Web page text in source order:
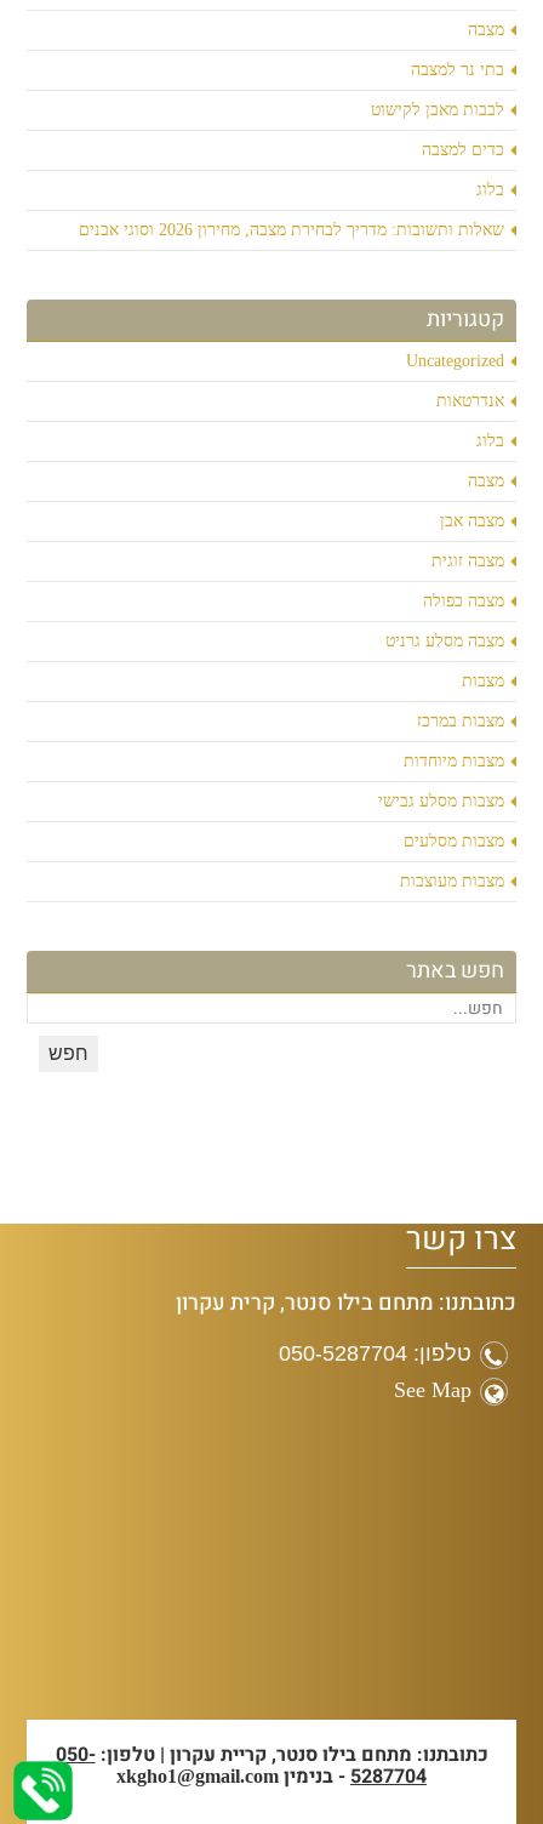
מצבה
בתי נר למצבה
לבבות מאבן לקישוט
כדים למצבה
בלוג
שאלות ותשובות: מדריך לבחירת מצבה, מחירון 2026 וסוגי אבנים
קטגוריות
Uncategorized
אנדרטאות
בלוג
מצבה
מצבה אבן
מצבה זוגית
מצבה כפולה
מצבה מסלע גרניט
מצבות
מצבות במרכז
מצבות מיוחדות
מצבות מסלע גבישי
מצבות מסלעים
מצבות מעוצבות
חפש באתר
צרו קשר
כתובתנו: מתחם בילו סנטר, קרית עקרון
טלפון: 050-5287704
See Map
כתובתנו: מתחם בילו סנטר, קריית עקרון | טלפון:050-
5287704- בנימין xkgho1@gmail.com